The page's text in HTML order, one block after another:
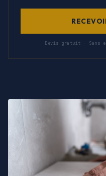
Devis gratuit · Sans